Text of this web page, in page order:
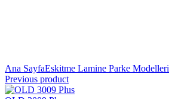
Ana SayfaEskitme Lamine Parke Modelleri
Previous product